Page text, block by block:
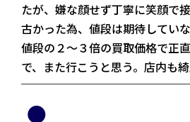
たが、嫌な顔せず丁寧に笑顔で
古かった為、値段は期待してい
値段の２～３倍の買取価格で正
で、また行こうと思う。店内も綺